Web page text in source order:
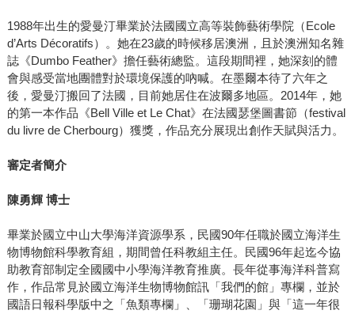
1988年出生的愛曼汀畢業於法國國立高等裝飾藝術學院（Ecole
d’Arts Décoratifs）。她在23歲的時候移居澳洲，且於澳洲知名雜
誌《Dumbo Feather》擔任藝術總監。這段期間裡，她深刻的體
會與感受當地團體對於環境保護的吶喊。在墨爾本待了六年之
後，愛曼汀搬回了法國，目前她居住在波爾多地區。2014年，她
的第一本作品《Bell Ville et Le Chat》在法國瑟堡圖書節（festival
du livre de Cherbourg）獲獎，作品充分展現出創作天賦與活力。
審定者簡介
陳勇輝 博士
畢業於國立中山大學海洋資源學系，民國90年任職於國立海洋生
物博物館科學教育組，期間曾任科教組主任。民國96年起迄今協
助教育部制定全國國中小學海洋教育推廣。長年從事海洋科普寫
作，作品常見於國立海洋生物博物館訊「我們的館」專欄，並於
國語日報科學版中之「魚類專欄」、「珊瑚花園」與「這一年很